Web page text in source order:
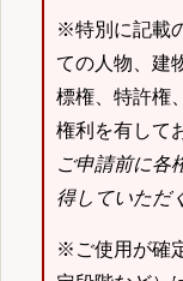
※特別に記載
ての人物、建
標権、特許権
権利を有して
ご申請前に各
得していただ
※ご使用が確